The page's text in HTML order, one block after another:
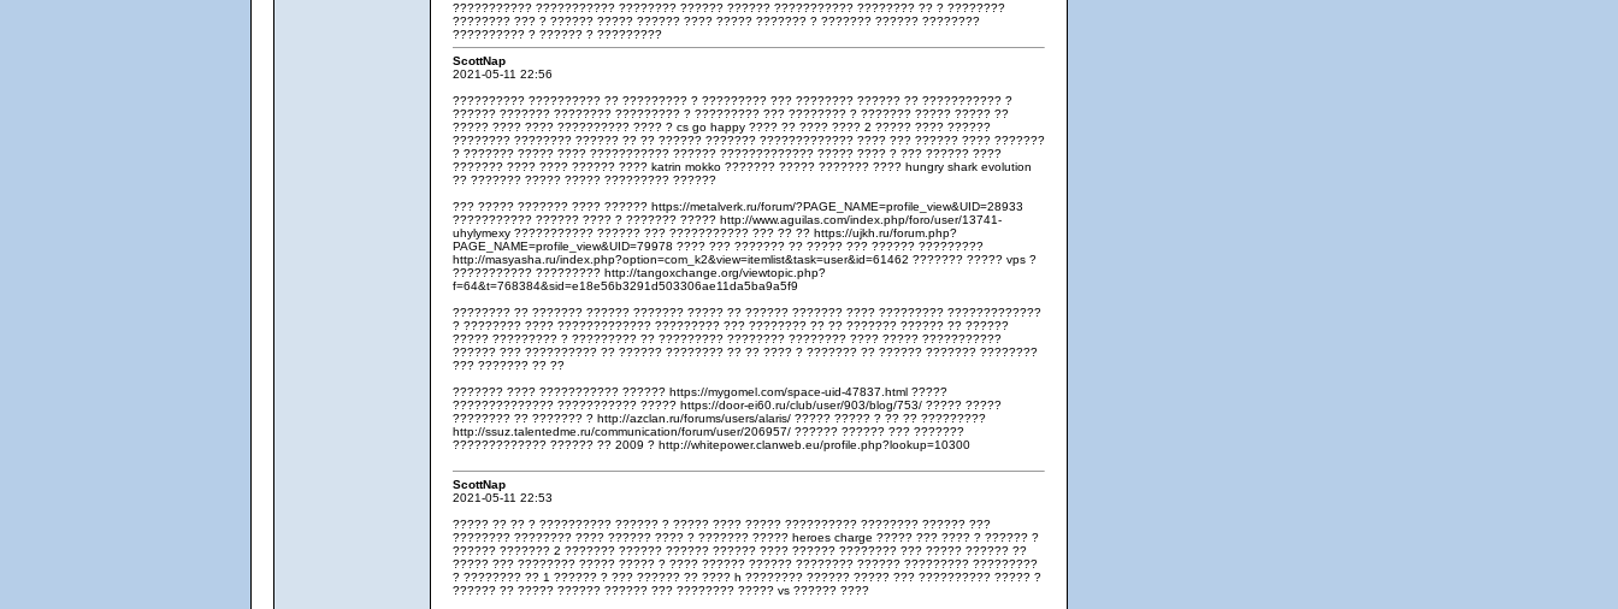
??????????? ??????????? ???????? ?????? ?????? ??????????? ???????? ?? ? ????????
???????? ??? ? ?????? ????? ?????? ???? ????? ??????? ? ??????? ?????? ????????
?????????? ? ?????? ? ?????????
ScottNap
2021-05-11 22:56
?????????? ?????????? ?? ????????? ? ????????? ??? ???????? ?????? ?? ??????????? ?
?????? ??????? ???????? ????????? ? ????????? ??? ???????? ? ??????? ????? ????? ??
????? ???? ???? ?????????? ???? ? cs go happy ???? ?? ???? ???? 2 ????? ???? ??????
???????? ???????? ?????? ?? ?? ?????? ??????? ????????????? ???? ??? ?????? ???? ???????
? ??????? ????? ???? ??????????? ?????? ????????????? ????? ???? ? ??? ?????? ????
??????? ???? ???? ?????? ???? katrin mokko ??????? ????? ??????? ???? hungry shark evolution
?? ??????? ????? ????? ????????? ??????
??? ????? ??????? ???? ?????? https://metalverk.ru/forum/?PAGE_NAME=profile_view&UID=28933
??????????? ?????? ???? ? ??????? ????? http://www.aguilas.com/index.php/foro/user/13741-
uhylymexy ??????????? ?????? ??? ??????????? ??? ?? ?? https://ujkh.ru/forum.php?
PAGE_NAME=profile_view&UID=79978 ???? ??? ??????? ?? ????? ??? ?????? ?????????
http://masyasha.ru/index.php?option=com_k2&view=itemlist&task=user&id=61462 ??????? ????? vps ?
??????????? ????????? http://tangoxchange.org/viewtopic.php?
f=64&t=768384&sid=e18e56b3291d503306ae11da5ba9a5f9
???????? ?? ??????? ?????? ??????? ????? ?? ?????? ??????? ???? ????????? ?????????????
? ???????? ???? ????????????? ????????? ??? ???????? ?? ?? ??????? ?????? ?? ??????
????? ????????? ? ????????? ?? ????????? ???????? ???????? ???? ????? ???????????
?????? ??? ?????????? ?? ?????? ???????? ?? ?? ???? ? ??????? ?? ?????? ??????? ????????
??? ??????? ?? ??
??????? ???? ??????????? ?????? https://mygomel.com/space-uid-47837.html ?????
?????????????? ??????????? ????? https://door-ei60.ru/club/user/903/blog/753/ ????? ?????
???????? ?? ??????? ? http://azclan.ru/forums/users/alaris/ ????? ????? ? ?? ?? ?????????
http://ssuz.talentedme.ru/communication/forum/user/206957/ ?????? ?????? ??? ???????
????????????? ?????? ?? 2009 ? http://whitepower.clanweb.eu/profile.php?lookup=10300
ScottNap
2021-05-11 22:53
????? ?? ?? ? ?????????? ?????? ? ????? ???? ????? ?????????? ???????? ?????? ???
???????? ???????? ???? ?????? ???? ? ??????? ????? heroes charge ????? ??? ???? ? ?????? ?
?????? ??????? 2 ??????? ?????? ?????? ?????? ???? ?????? ???????? ??? ????? ?????? ??
????? ??? ???????? ????? ????? ? ???? ?????? ?????? ???????? ?????? ????????? ?????????
? ???????? ?? 1 ?????? ? ??? ?????? ?? ???? h ???????? ?????? ????? ??? ?????????? ????? ?
?????? ?? ????? ?????? ?????? ??? ???????? ????? vs ?????? ????